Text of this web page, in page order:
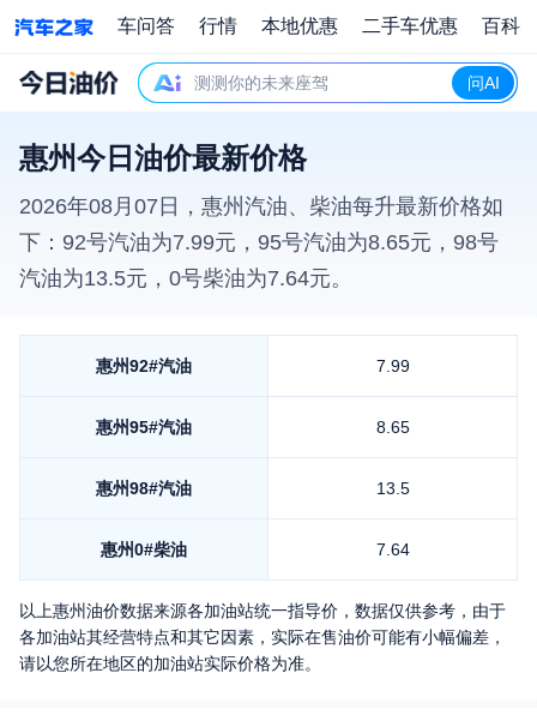
车问答 行情 本地优惠 二手车优惠 百科
测测你的未来座驾 问AI
惠州今日油价最新价格
2026年08月07日 ， 惠州 汽油、柴油每升最新价格如
下：92号汽油为7.99元，95号汽油为8.65元，98号
汽油为13.5元，0号柴油为7.64元。
惠州92#汽油 7.99
惠州95#汽油 8.65
惠州98#汽油 13.5
惠州0#柴油 7.64
以上惠州油价数据来源各加油站统一指导价，数据仅供参考，由于
各加油站其经营特点和其它因素，实际在售油价可能有小幅偏差，
请以您所在地区的加油站实际价格为准。